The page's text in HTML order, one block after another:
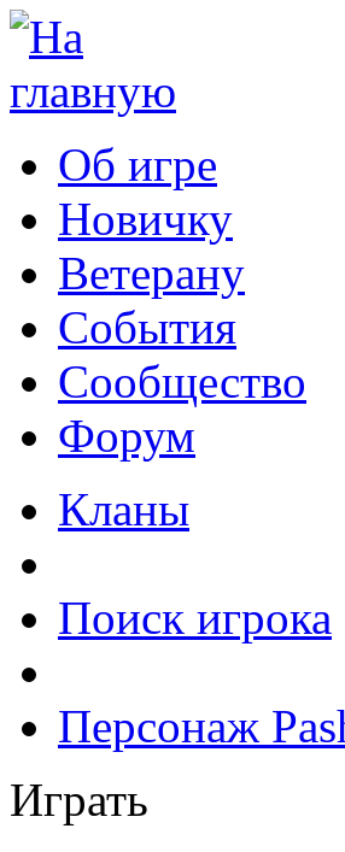
Об игре
Новичку
Ветерану
События
Сообщество
Форум
Кланы
Поиск игрока
Персонаж
Играть